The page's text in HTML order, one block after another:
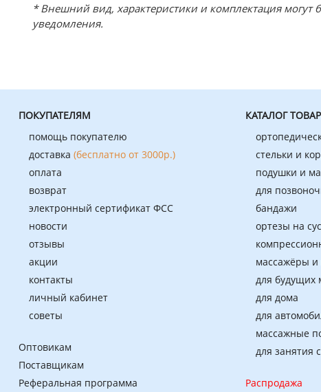
* Внешний вид, характеристики и комплектация
уведомления.
ПОКУПАТЕЛЯМ
помощь покупателю
доставка (бесплатно от 3000р.)
оплата
возврат
электронный сертификат ФСС
новости
отзывы
акции
контакты
личный кабинет
советы
Оптовикам
Поставщикам
Реферальная программа
КАТАЛОГ
стельки и
подушки и
для
бандажи
ортезы на
массажёры
для будущих
для дома
для
массажные
для занятия
Распродажа